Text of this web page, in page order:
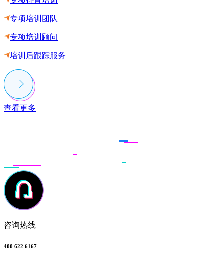
专项培训团队
专项培训顾问
培训后跟踪服务
查看更多
咨询热线
400 622 6167